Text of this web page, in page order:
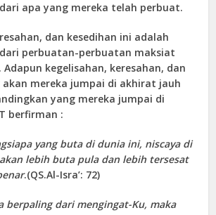
apa yang mereka telah perbuat.
dan kesedihan ini adalah
perbuatan-perbuatan maksiat
kegelisahan, keresahan, dan
akan mereka jumpai di akhirat jauh
yang mereka jumpai di
berfirman :
yang buta di dunia ini, niscaya di
lebih buta pula dan lebih tersesat
.(QS.Al-Isra’: 72)
berpaling dari mengingat-Ku, maka